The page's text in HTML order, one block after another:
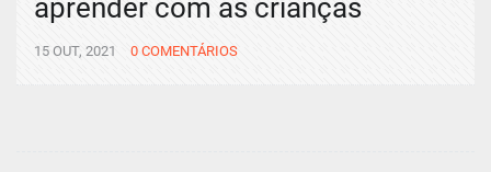
aprender com as crianças
15 OUT, 2021 0 COMENTÁRIOS